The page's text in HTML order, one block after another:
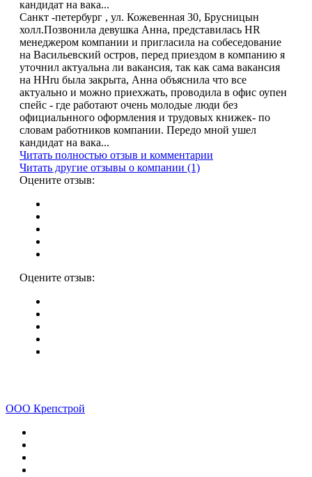
кандидат на вака...
Санкт -петербург , ул. Кожевенная 30, Брусницын
холл.Позвонила девушка Анна, представилась HR
менеджером компании и пригласила на собеседование
на Васильевский остров, перед приездом в компанию я
уточнил актуальна ли вакансия, так как сама вакансия
на HHru была закрыта, Анна объяснила что все
актуально и можно приехжать, проводила в офис оупен
спейс - где работают очень молодые люди без
официальнного оформления и трудовых книжек- по
словам работников компании. Передо мной ушел
кандидат на вака...
Читать полностью отзыв и комментарии
Читать другие отзывы о компании (1)
Оцените отзыв:
Оцените отзыв:
ООО Крепстрой